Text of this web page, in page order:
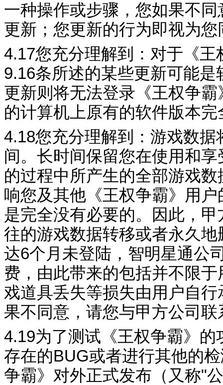
一种操作或步骤，您如果不
更新；您更新的行为即视为
4.17您充分理解到：对于《王
9.16条所述的某些更新可能
更新则将无法登录《王权争霸
的计算机上原有的软件版本
4.18您充分理解到：游戏数据
间。长时间保留您在使用和享
的过程中所产生的全部游戏
响您及其他《王权争霸》用
是完全没有必要的。因此，甲
往的游戏数据转移或者永久
达6个月未登陆，智明星通公
费，由此带来的包括并不限
戏道具丢失等损失由用户自
果不同意，请您与甲方公司联
4.19为了测试《王权争霸》的
存在的BUG或者进行其他的
争霸》对外正式发布（又称"